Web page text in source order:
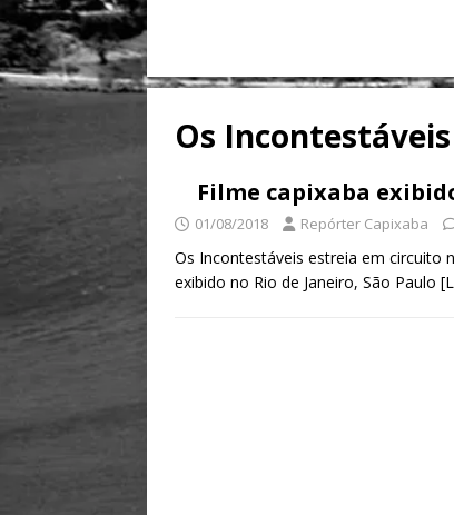
Os Incontestáveis
Filme capixaba
01/08/2018 Repórter Capixaba
Os Incontestáveis estreia em circuito
exibido no Rio de Janeiro, São Paulo